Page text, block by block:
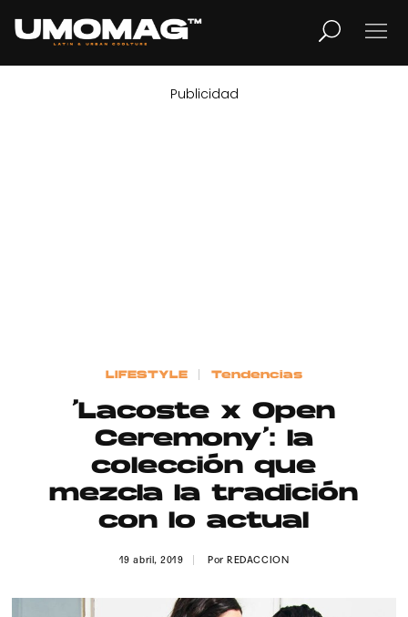
LIFESTYLE
Contacto
Aviso Legal
© 2015-2022 UMOMAG. PROPIEDAD DE UMO agency. TODOS LOS
DERECHOS RESERVADOS.
Publicidad
LIFESTYLE Tendencias
‘Lacoste x Open
Ceremony’: la
colección que
mezcla la tradición
con lo actual
19 abril, 2019 PorREDACCION